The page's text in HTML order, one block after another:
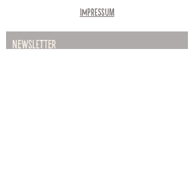
Impressum
Newsletter